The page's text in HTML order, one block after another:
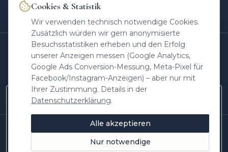
Heinrichs Immobilien
Bewertungen auf
ProvenExpert.com
UNSERE MARKEN
AgrarKapitalRetail-InvestIVrealDCreal
ErbenKompassMakleram Mikro
Immobilienim Ohr
Heinrichs Immobilien·Andreas Heinrichs
Landkreis Freising
Stand: Juni 2026
Neue Objekte zuerst auf Instagram
Marktwissen aus Freising, Einblicke hinter die
Kulissen und Objekte vor allen anderen –
folgen Sie @heinrichs.immobilien.
Cookies & Statistik
Wir verwenden technisch notwendige Cookies.
Zusätzlich würden wir gern anonymisierte
Besuchsstatistiken erheben und den Erfolg
unserer Anzeigen messen (Google Analytics,
Google Ads Conversion-Messung, Meta-Pixel für
Facebook/Instagram-Anzeigen) – aber nur mit
Ihrer Zustimmung. Details in der
Datenschutzerklärung.
Alle akzeptieren
Nur notwendige